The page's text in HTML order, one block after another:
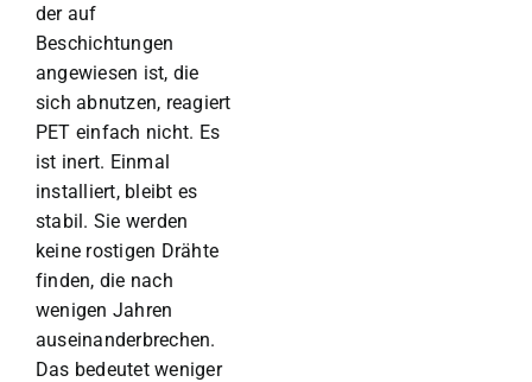
der auf
Beschichtungen
angewiesen ist, die
sich abnutzen, reagiert
PET einfach nicht. Es
ist inert. Einmal
installiert, bleibt es
stabil. Sie werden
keine rostigen Drähte
finden, die nach
wenigen Jahren
auseinanderbrechen.
Das bedeutet weniger